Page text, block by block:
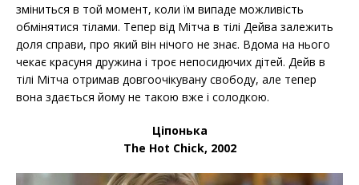
зміниться в той момент, коли їм випаде можливість
обмінятися тілами. Тепер від Мітча в тілі Дейва залежить
доля справи, про який він нічого не знає. Вдома на нього
чекає красуня дружина і троє непосидючих дітей. Дейв в
тілі Мітча отримав довгоочікувану свободу, але тепер
вона здається йому не такою вже і солодкою.
Ціпонька
The Hot Chick, 2002